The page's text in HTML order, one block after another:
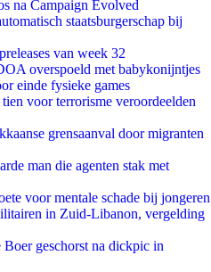
na Campaign Evolved
staatsburgerschap bij
van week 32
overspoeld met babykonijntjes
einde fysieke games
voor terrorisme veroordeelden
grensaanval door migranten
man die agenten stak met
voor mentale schade bij jongeren
in Zuid-Libanon, vergelding
geschorst na dickpic in